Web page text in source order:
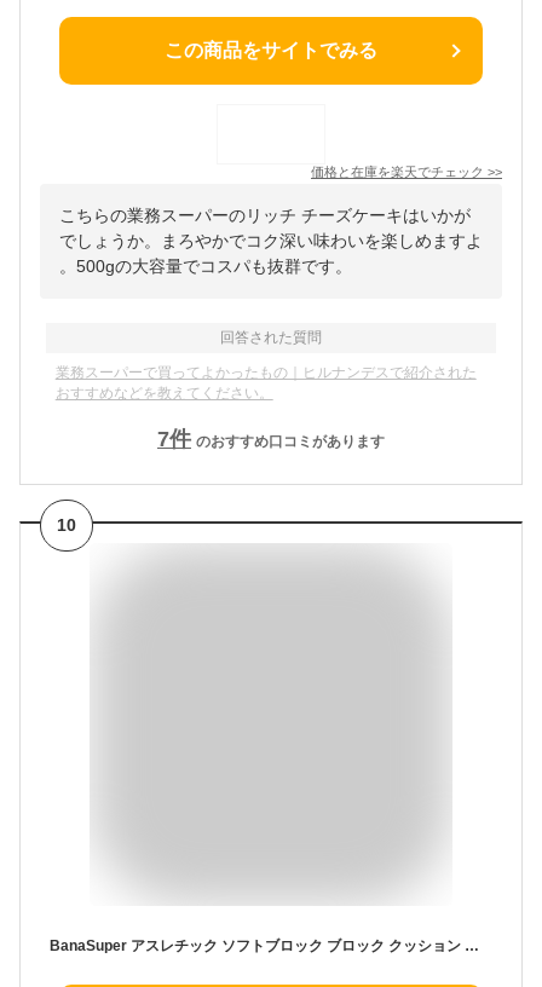
この商品をサイトでみる
価格と在庫を楽天でチェック >>
こちらの業務スーパーのリッチ チーズケーキはいかが
でしょうか。まろやかでコク深い味わいを楽しめますよ
。500gの大容量でコスパも抜群です。
回答された質問
業務スーパーで買ってよかったもの｜ヒルナンデスで紹介された
おすすめなどを教えてください。
7件 のおすすめ口コミがあります
10
BanaSuper アスレチック ソフトブロック ブロック クッション おもちゃ 大型 室内遊具 キッズスペース (7点セット、カラー)